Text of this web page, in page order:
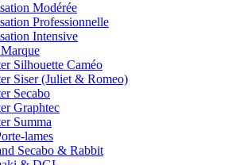
Modérée
Professionnelle
Intensive
Silhouette Caméo
Siser (Juliet & Romeo)
Secabo
Graphtec
Summa
lames
Secabo & Rabbit